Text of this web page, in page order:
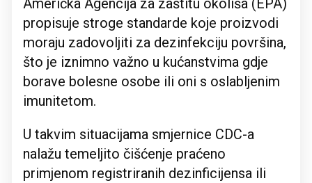
Američka Agencija za zaštitu okoliša (EPA)
propisuje stroge standarde koje proizvodi
moraju zadovoljiti za dezinfekciju površina,
što je iznimno važno u kućanstvima gdje
borave bolesne osobe ili oni s oslabljenim
imunitetom.
U takvim situacijama smjernice CDC-a
nalažu temeljito čišćenje praćeno
primjenom registriranih dezinficijensa ili